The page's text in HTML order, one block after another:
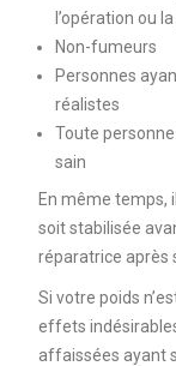
l’opération ou
Non-fumeurs
Personnes
réalistes
Toute
sain
En même temps,
soit stabilisée
réparatrice après
Si votre poids
effets
affaissées ayant